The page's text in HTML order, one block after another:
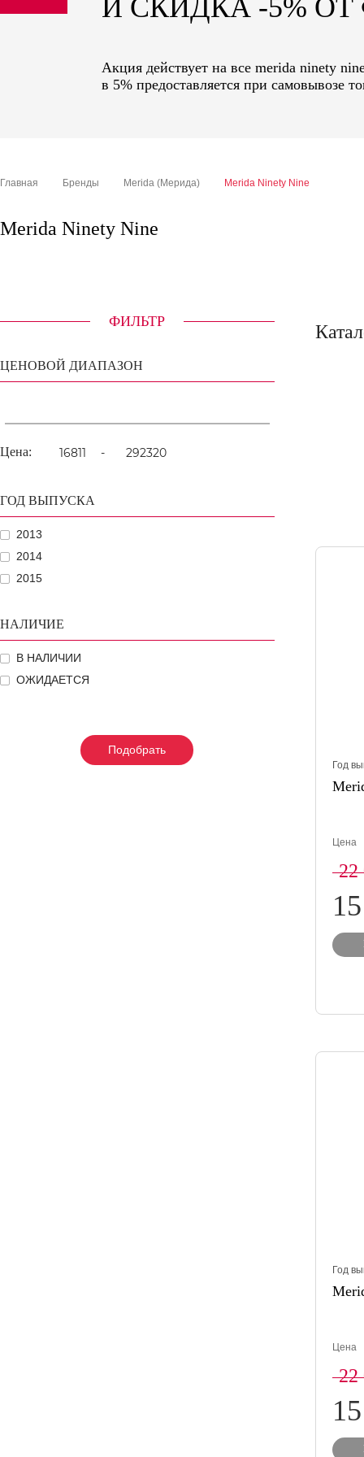
sale
И СКИДКА -5%
Акция действует на все merida ninety
в 5% предоставляется при самовывозе
Главная Бренды Merida (Мерида) Merida Ninety Nine
Merida Ninety Nine
ФИЛЬТР
ЦЕНОВОЙ ДИАПАЗОН
Цена: -
ГОД ВЫПУСКА
2013
2014
2015
НАЛИЧИЕ
В НАЛИЧИИ
ОЖИДАЕТСЯ
Подобрать
Подобрать
Подобрать
Год
Цена
Год
Цена